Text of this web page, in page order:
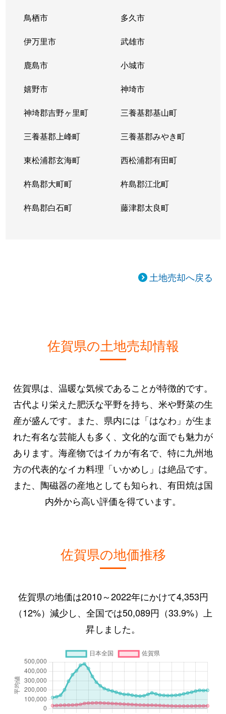
鳥栖市 多久市
伊万里市 武雄市
鹿島市 小城市
嬉野市 神埼市
神埼郡吉野ヶ里町 三養基郡基山町
三養基郡上峰町 三養基郡みやき町
東松浦郡玄海町 西松浦郡有田町
杵島郡大町町 杵島郡江北町
杵島郡白石町 藤津郡太良町
土地売却へ戻る
佐賀県の土地売却情報
佐賀県は、温暖な気候であることが特徴的です。
古代より栄えた肥沃な平野を持ち、米や野菜の生
産が盛んです。また、県内には「はなわ」が生ま
れた有名な芸能人も多く、文化的な面でも魅力が
あります。海産物ではイカが有名で、特に九州地
方の代表的なイカ料理「いかめし」は絶品です。
また、陶磁器の産地としても知られ、有田焼は国
内外から高い評価を得ています。
佐賀県の地価推移
佐賀県の地価は2010～2022年にかけて4,353円
（12%）減少し、全国では50,089円（33.9%）上
昇しました。